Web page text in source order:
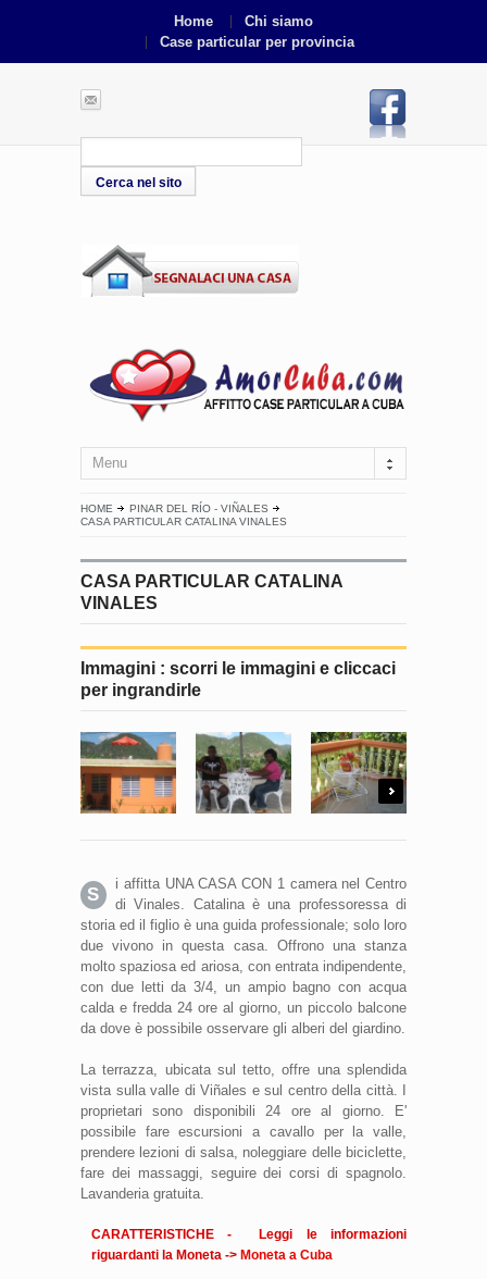
Home
Chi siamo
Case particular per provincia
Menu
HOME
PINAR DEL RÍO - VIÑALES
CASA PARTICULAR CATALINA VINALES
CASA PARTICULAR CATALINA
VINALES
Immagini : scorri le immagini e cliccaci
per ingrandirle
Next
S
i affitta UNA CASA CON 1 camera nel Centro
di Vinales. Catalina è una professoressa di
storia ed il figlio è una guida professionale; solo loro
due vivono in questa casa. Offrono una stanza
molto spaziosa ed ariosa, con entrata indipendente,
con due letti da 3/4, un ampio bagno con acqua
calda e fredda 24 ore al giorno, un piccolo balcone
da dove è possibile osservare gli alberi del giardino.
La terrazza, ubicata sul tetto, offre una splendida
vista sulla valle di Viñales e sul centro della città. I
proprietari sono disponibili 24 ore al giorno. E'
possibile fare escursioni a cavallo per la valle,
prendere lezioni di salsa, noleggiare delle biciclette,
fare dei massaggi, seguire dei corsi di spagnolo.
Lavanderia gratuita.
CARATTERISTICHE - Leggi le informazioni
riguardanti la Moneta -> Moneta a Cuba